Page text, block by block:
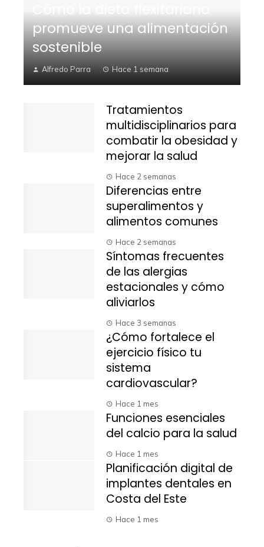
promueve una alimentación
sostenible
Alfredo Parra Hace 1 semana
Tratamientos
multidisciplinarios para
combatir la obesidad y
mejorar la salud
Hace 2 semanas
Diferencias entre
superalimentos y
alimentos comunes
Hace 2 semanas
Síntomas frecuentes
de las alergias
estacionales y cómo
aliviarlos
Hace 3 semanas
¿Cómo fortalece el
ejercicio físico tu
sistema
cardiovascular?
Hace 1 mes
Funciones esenciales
del calcio para la salud
Hace 1 mes
Planificación digital de
implantes dentales en
Costa del Este
Hace 1 mes